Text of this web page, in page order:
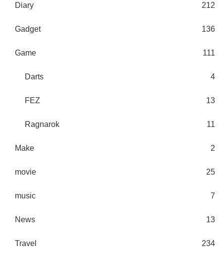
Diary 212
Gadget 136
Game 111
Darts 4
FEZ 13
Ragnarok 11
Make 2
movie 25
music 7
News 13
Travel 234